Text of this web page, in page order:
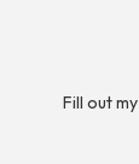
Fill out my